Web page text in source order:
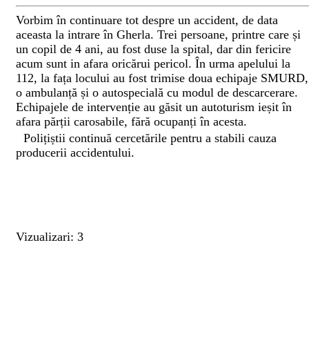
Vorbim în continuare tot despre un accident, de data
aceasta la intrare în Gherla. Trei persoane, printre care și
un copil de 4 ani, au fost duse la spital, dar din fericire
acum sunt in afara oricărui pericol. În urma apelului la
112, la fața locului au fost trimise doua echipaje SMURD,
o ambulanță și o autospecială cu modul de descarcerare.
Echipajele de intervenție au găsit un autoturism ieșit în
afara părții carosabile, fără ocupanți în acesta.
Polițiștii continuă cercetările pentru a stabili cauza
producerii accidentului.
Vizualizari: 3